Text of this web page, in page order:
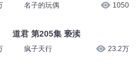
名子的玩偶 1050
道君 第205集 亵渎
疯子天行 23.2万